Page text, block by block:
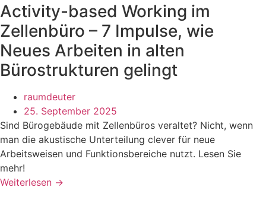
Activity-based Working im
Zellenbüro – 7 Impulse, wie
Neues Arbeiten in alten
Bürostrukturen gelingt
raumdeuter
25. September 2025
Sind Bürogebäude mit Zellenbüros veraltet? Nicht, wenn
man die akustische Unterteilung clever für neue
Arbeitsweisen und Funktionsbereiche nutzt. Lesen Sie
mehr!
Weiterlesen →